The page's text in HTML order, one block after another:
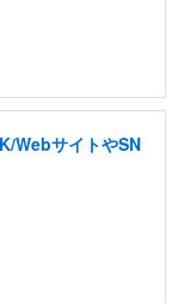
WebサイトやSN